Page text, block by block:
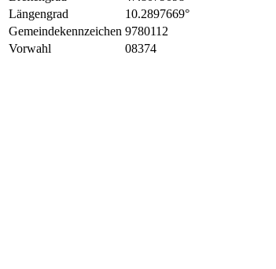
Längengrad
10.2897669°
Gemeindekennzeichen 9780112
Vorwahl
08374